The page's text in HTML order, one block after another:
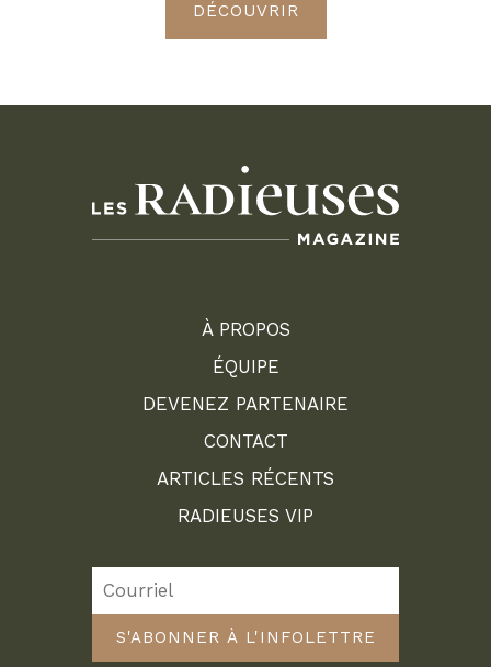
DÉCOUVRIR
À PROPOS
ÉQUIPE
DEVENEZ PARTENAIRE
CONTACT
ARTICLES RÉCENTS
RADIEUSES VIP
S'ABONNER À L'INFOLETTRE